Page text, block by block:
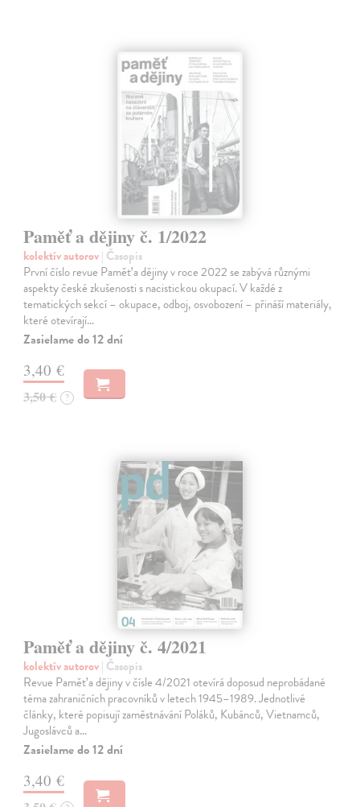
Paměť a dějiny č. 1/2022
kolektív autorov| Časopis
První číslo revue Paměť a dějiny v roce 2022 se zabývá různými
aspekty české zkušenosti s nacistickou okupací. V každé z
tematických sekcí – okupace, odboj, osvobození – přináší materiály,
které otevírají…
Zasielame do 12 dní
3,40 €
3,50 € ?
Paměť a dějiny č. 4/2021
kolektív autorov| Časopis
Revue Paměť a dějiny v čísle 4/2021 otevírá doposud neprobádané
téma zahraničních pracovníků v letech 1945–1989. Jednotlivé
články, které popisují zaměstnávání Poláků, Kubánců, Vietnamců,
Jugoslávců a…
Zasielame do 12 dní
3,40 €